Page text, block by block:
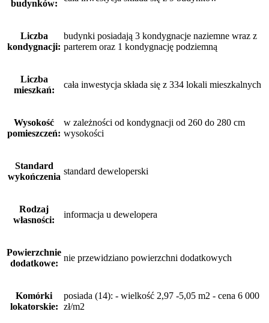
budynków:
Liczba
kondygnacji:
budynki posiadają 3 kondygnacje naziemne wraz z
parterem oraz 1 kondygnację podziemną
Liczba
mieszkań:
cała inwestycja składa się z 334 lokali mieszkalnych
Wysokość
pomieszczeń:
w zależności od kondygnacji od 260 do 280 cm
wysokości
Standard
wykończenia
standard deweloperski
Rodzaj
własności:
informacja u dewelopera
Powierzchnie
dodatkowe:
nie przewidziano powierzchni dodatkowych
Komórki
lokatorskie:
posiada (14): - wielkość 2,97 -5,05 m2 - cena 6 000
zł/m2